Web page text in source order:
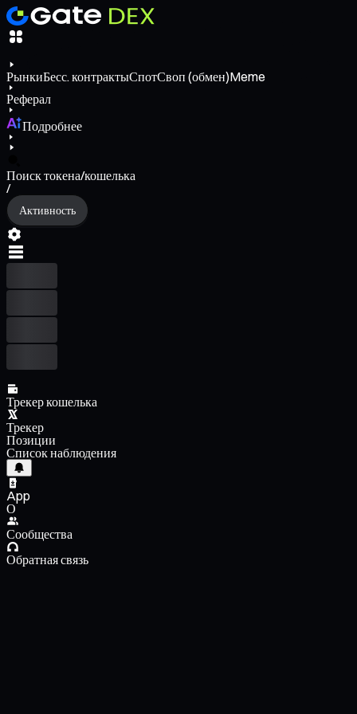
РынкиБесс. контрактыСпотСвоп (обмен)Meme
Реферал
Подробнее
Поиск токена/кошелька
/
Активность
Трекер кошелька
Трекер
Позиции
Список наблюдения
App
О
Сообщества
Обратная связь